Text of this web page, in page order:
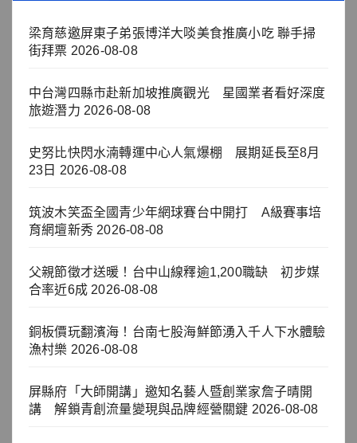
梁育慈邀屏東子弟張博洋大啖美食推廣小吃 聯手掃
街拜票 2026-08-08
中台灣四縣市赴新加坡推廣觀光 星國業者看好深度
旅遊潛力 2026-08-08
史努比快閃水湳轉運中心人氣爆棚 展期延長至8月
23日 2026-08-08
筑波木笑盃全國青少年網球賽台中開打 A級賽事培
育網壇新秀 2026-08-08
父親節徵才送暖！台中山線釋逾1,200職缺 初步媒
合率近6成 2026-08-08
銅板價玩翻濱海！台南七股海鮮節湧入千人下水體驗
漁村樂 2026-08-08
屏縣府「大師開講」邀知名藝人暨創業家詹子晴開
講 解鎖青創流量變現與品牌經營關鍵 2026-08-08